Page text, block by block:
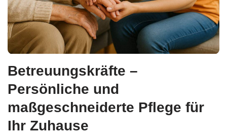
Betreuungskräfte –
Persönliche und
maßgeschneiderte Pflege für
Ihr Zuhause